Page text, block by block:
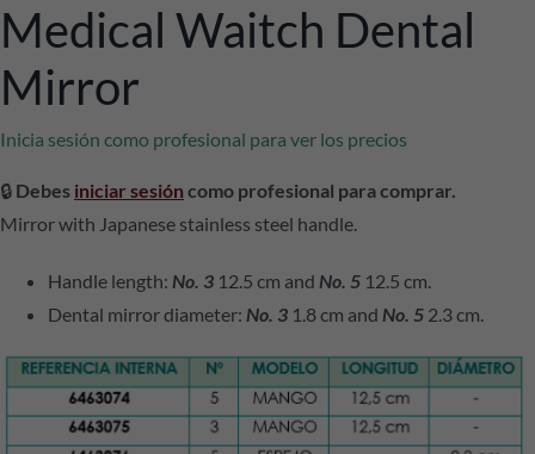
Medical Waitch Dental
Mirror
Inicia sesión como profesional para ver los precios
🔒 Debes iniciar sesión como profesional para comprar.
Mirror with Japanese stainless steel handle.
Handle length: No. 312.5 cm and No. 512.5 cm.
Dental mirror diameter: No. 3 1.8 cm and No. 52.3 cm.